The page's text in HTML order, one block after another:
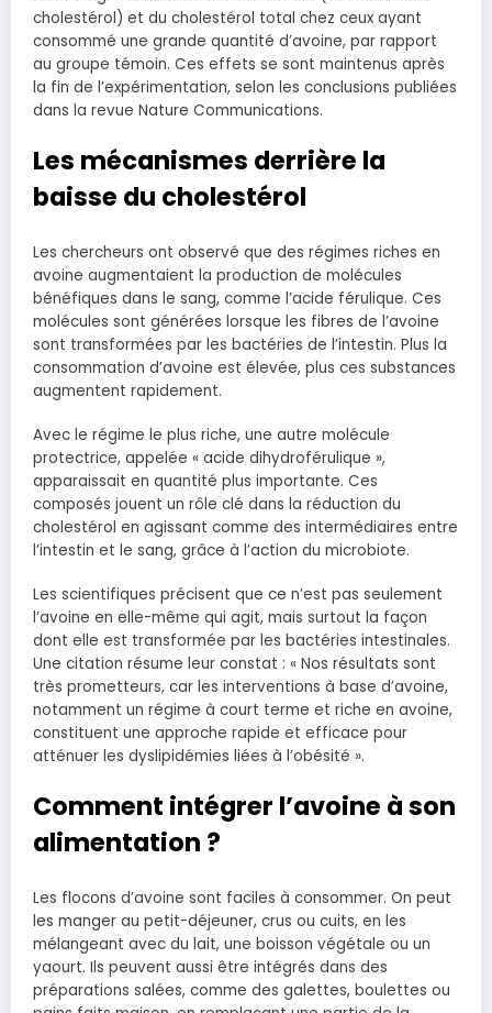
cholestérol) et du cholestérol total chez ceux ayant
consommé une grande quantité d’avoine, par rapport
au groupe témoin. Ces effets se sont maintenus après
la fin de l’expérimentation, selon les conclusions publiées
dans la revue Nature Communications.
Les mécanismes derrière la
baisse du cholestérol
Les chercheurs ont observé que des régimes riches en
avoine augmentaient la production de molécules
bénéfiques dans le sang, comme l’acide férulique. Ces
molécules sont générées lorsque les fibres de l’avoine
sont transformées par les bactéries de l’intestin. Plus la
consommation d’avoine est élevée, plus ces substances
augmentent rapidement.
Avec le régime le plus riche, une autre molécule
protectrice, appelée « acide dihydroférulique »,
apparaissait en quantité plus importante. Ces
composés jouent un rôle clé dans la réduction du
cholestérol en agissant comme des intermédiaires entre
l’intestin et le sang, grâce à l’action du microbiote.
Les scientifiques précisent que ce n’est pas seulement
l’avoine en elle-même qui agit, mais surtout la façon
dont elle est transformée par les bactéries intestinales.
Une citation résume leur constat : « Nos résultats sont
très prometteurs, car les interventions à base d’avoine,
notamment un régime à court terme et riche en avoine,
constituent une approche rapide et efficace pour
atténuer les dyslipidémies liées à l’obésité ».
Comment intégrer l’avoine à son
alimentation ?
Les flocons d’avoine sont faciles à consommer. On peut
les manger au petit-déjeuner, crus ou cuits, en les
mélangeant avec du lait, une boisson végétale ou un
yaourt. Ils peuvent aussi être intégrés dans des
préparations salées, comme des galettes, boulettes ou